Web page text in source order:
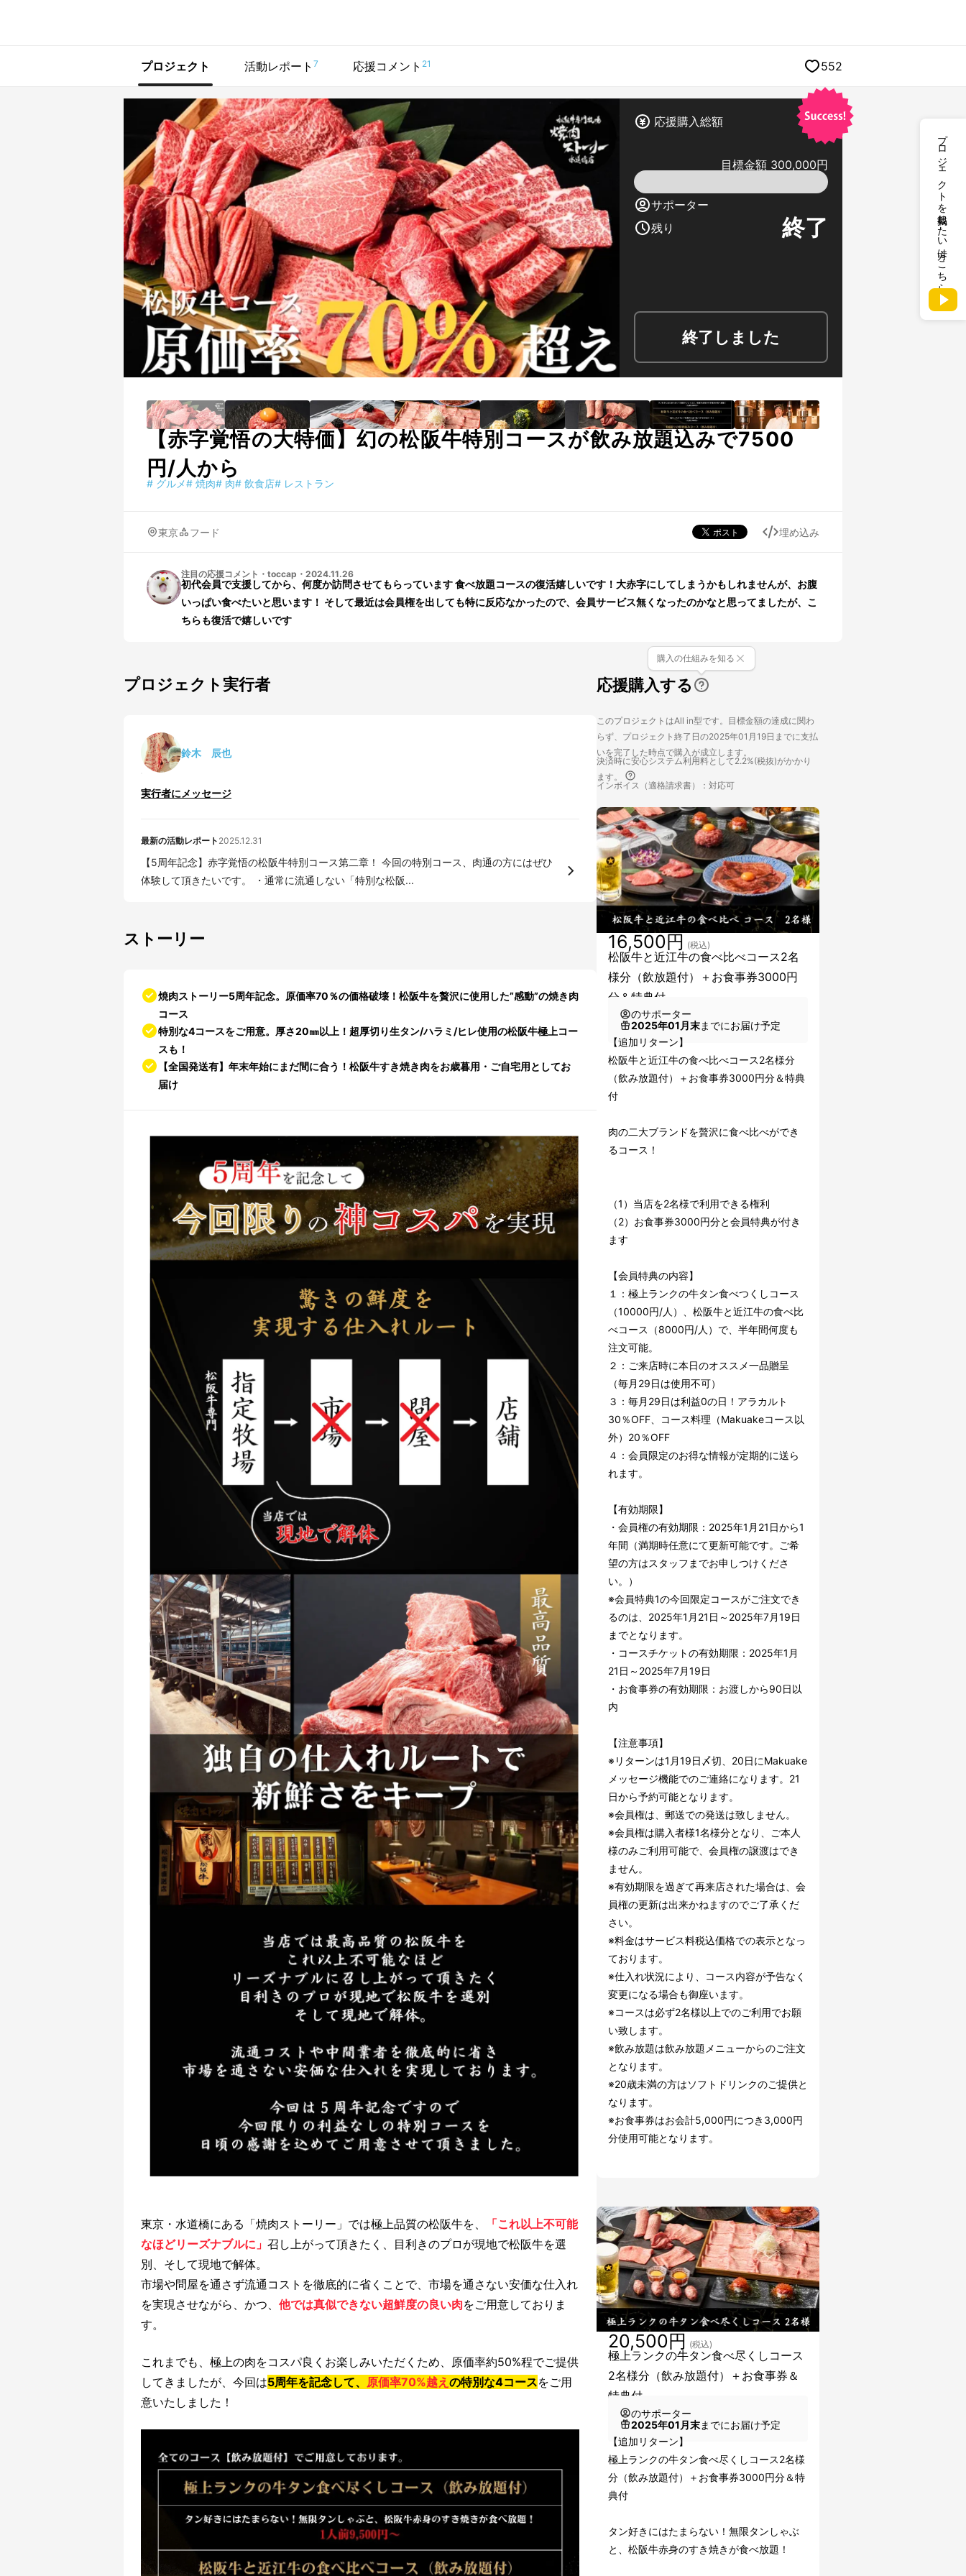
プロジェクトを掲載したい方はこちら
プロジェクト 活動レポート 7 応援コメント 21 552
応援購入総額
目標金額 300,000円
サポーター
残り
終了
終了しました
【赤字覚悟の大特価】幻の松阪牛特別コースが飲み放題込みで7500
円/人から
# グルメ# 焼肉# 肉# 飲食店# レストラン
東京 フード 埋め込み
注目の応援コメント ・ toccap ・ 2024.11.26
初代会員で支援してから、何度か訪問させてもらっています 食べ放題コースの復活嬉しいです！大赤字にしてしまうかもしれませんが、お腹
いっぱい食べたいと思います！ そして最近は会員権を出しても特に反応なかったので、会員サービス無くなったのかなと思ってましたが、こ
ちらも復活で嬉しいです
プロジェクト実行者
鈴木 辰也
実行者にメッセージ
最新の活動レポート 2025.12.31
【5周年記念】赤字覚悟の松阪牛特別コース第二章！ 今回の特別コース、肉通の方にはぜひ
体験して頂きたいです。 ・通常に流通しない「特別な松阪...
ストーリー
焼肉ストーリー5周年記念。原価率70％の価格破壊！松阪牛を贅沢に使用した”感動”の焼き肉
コース
特別な4コースをご用意。厚さ20㎜以上！超厚切り生タン/ハラミ/ヒレ使用の松阪牛極上コー
スも！
【全国発送有】年末年始にまだ間に合う！松阪牛すき焼き肉をお歳暮用・ご自宅用としてお
届け
東京・水道橋にある「焼肉ストーリー」では極上品質の松阪牛を、
「これ以上不可能
なほどリーズナブルに」 召し上がって頂きたく、目利きのプロが現地で松阪牛を選
別、そして現地で解体。
市場や問屋を通さず流通コストを徹底的に省くことで、市場を通さない安価な仕入れ
を実現させながら、かつ、 他では真似できない超鮮度の良い肉をご用意しておりま
す。
これまでも、極上の肉をコスパ良くお楽しみいただくため、原価率約50%程でご提供
してきましたが、今回は5周年を記念して、 原価率70%越え の特別な4コースをご用
意いたしました！
応援購入する
購入の仕組みを知る
このプロジェクトはAll in型です。目標金額の達成に関わ
らず、プロジェクト終了日の2025年01月19日までに支払
いを完了した時点で購入が成立します。
決済時に安心システム利用料として2.2%(税抜)がかかり
ます。
インボイス（適格請求書）：対応可
松阪牛と近江牛の食べ比べコース2名
様分（飲放題付）＋お食事券3000円
分＆特典付
16,500円 (税込)
のサポーター
2025年01月末までにお届け予定
【追加リターン】
松阪牛と近江牛の食べ比べコース2名様分
（飲み放題付）＋お食事券3000円分＆特典
付
肉の二大ブランドを贅沢に食べ比べができ
るコース！
（1）当店を2名様で利用できる権利
（2）お食事券3000円分と会員特典が付き
ます
【会員特典の内容】
１：極上ランクの牛タン食べつくしコース
（10000円/人）、松阪牛と近江牛の食べ比
べコース（8000円/人）で、半年間何度も
注文可能。
２：ご来店時に本日のオススメ一品贈呈
（毎月29日は使用不可）
３：毎月29日は利益0の日！アラカルト
30％OFF、コース料理（Makuakeコース以
外）20％OFF
４：会員限定のお得な情報が定期的に送ら
れます。
【有効期限】
・会員権の有効期限：2025年1月21日から1
年間（満期時任意にて更新可能です。ご希
望の方はスタッフまでお申しつけくださ
い。）
※会員特典1の今回限定コースがご注文でき
るのは、2025年1月21日～2025年7月19日
までとなります。
・コースチケットの有効期限：2025年1月
21日～2025年7月19日
・お食事券の有効期限：お渡しから90日以
内
【注意事項】
※リターンは1月19日〆切、20日にMakuake
メッセージ機能でのご連絡になります。21
日から予約可能となります。
※会員権は、郵送での発送は致しません。
※会員権は購入者様1名様分となり、ご本人
様のみご利用可能で、会員権の譲渡はでき
ません。
※有効期限を過ぎて再来店された場合は、会
員権の更新は出来かねますのでご了承くだ
さい。
※料金はサービス料税込価格での表示となっ
ております。
※仕入れ状況により、コース内容が予告なく
変更になる場合も御座います。
※コースは必ず2名様以上でのご利用でお願
い致します。
※飲み放題は飲み放題メニューからのご注文
となります。
※20歳未満の方はソフトドリンクのご提供と
なります。
※お食事券はお会計5,000円につき3,000円
分使用可能となります。
極上ランクの牛タン食べ尽くしコース
2名様分（飲み放題付）＋お食事券＆
特典付
20,500円 (税込)
のサポーター
2025年01月末までにお届け予定
【追加リターン】
極上ランクの牛タン食べ尽くしコース2名様
分（飲み放題付）＋お食事券3000円分＆特
典付
タン好きにはたまらない！無限タンしゃぶ
と、松阪牛赤身のすき焼きが食べ放題！